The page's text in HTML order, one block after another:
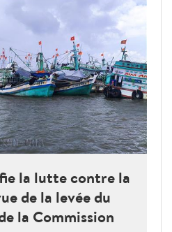
la lutte contre la
de la levée du
la Commission